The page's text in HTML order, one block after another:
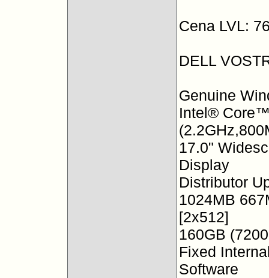
Cena LVL:
DELL
Genuine
Intel®
17.0"
Display
Distributor
1024MB
[2x512]
160GB
Fixed
Software